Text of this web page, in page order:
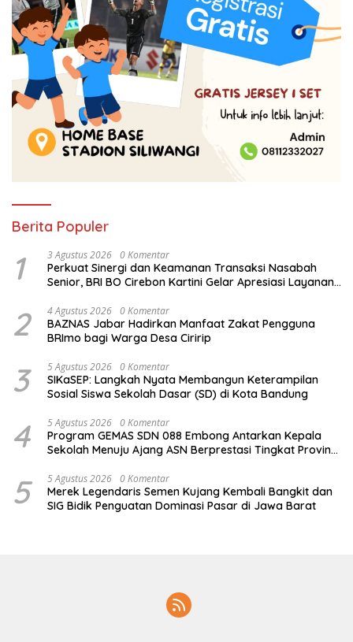
Berita Populer
1 3 Agustus 2026 0 Komentar
Perkuat Sinergi dan Keamanan Transaksi Nasabah
Senior, BRI BO Cirebon Kartini Gelar Apresiasi Layanan
2 4 Agustus 2026 0 Komentar
BAZNAS Jabar Hadirkan Manfaat Zakat Pengguna
BRImo bagi Warga Desa Ciririp
3 5 Agustus 2026 0 Komentar
SIKaSEP: Langkah Nyata Membangun Keterampilan
Sosial Siswa Sekolah Dasar (SD) di Kota Bandung
4 5 Agustus 2026 0 Komentar
Program GEMAS SDN 088 Embong Antarkan Kepala
Sekolah Menuju Ajang ASN Berprestasi Tingkat Provinsi
5 5 Agustus 2026 0 Komentar
Merek Legendaris Semen Kujang Kembali Bangkit dan
SIG Bidik Penguatan Dominasi Pasar di Jawa Barat